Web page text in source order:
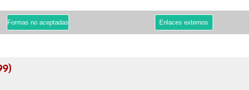
Formas no aceptadas Enlaces externos